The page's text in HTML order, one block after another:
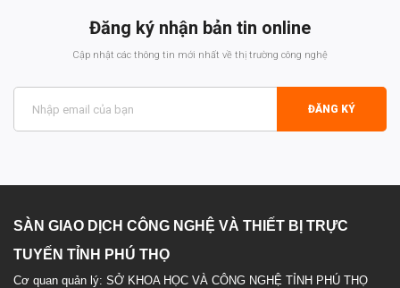
Đăng ký nhận bản tin online
Cập nhật các thông tin mới nhất về thị trường công nghệ
ĐĂNG KÝ
SÀN GIAO DỊCH CÔNG NGHỆ VÀ THIẾT BỊ TRỰC
TUYẾN TỈNH PHÚ THỌ
Cơ quan quản lý: SỞ KHOA HỌC VÀ CÔNG NGHỆ TỈNH PHÚ THỌ